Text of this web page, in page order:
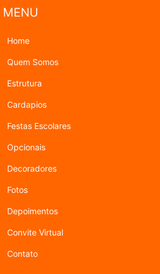
MENU
Home
Quem Somos
Estrutura
Cardapios
Festas Escolares
Opcionais
Decoradores
Fotos
Depoimentos
Convite Virtual
Contato